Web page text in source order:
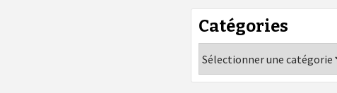
Catégories